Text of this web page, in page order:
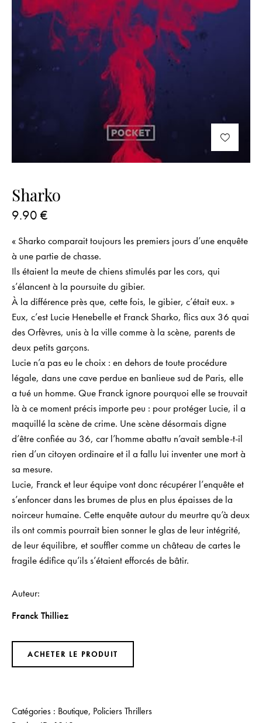
Sharko
9.90 €
« Sharko comparait toujours les premiers jours d’une enquête
à une partie de chasse.
Ils étaient la meute de chiens stimulés par les cors, qui
s’élancent à la poursuite du gibier.
À la différence près que, cette fois, le gibier, c’était eux. »
Eux, c’est Lucie Henebelle et Franck Sharko, flics aux 36 quai
des Orfèvres, unis à la ville comme à la scène, parents de
deux petits garçons.
Lucie n’a pas eu le choix : en dehors de toute procédure
légale, dans une cave perdue en banlieue sud de Paris, elle
a tué un homme. Que Franck ignore pourquoi elle se trouvait
là à ce moment précis importe peu : pour protéger Lucie, il a
maquillé la scène de crime. Une scène désormais digne
d’être confiée au 36, car l’homme abattu n’avait semble-t-il
rien d’un citoyen ordinaire et il a fallu lui inventer une mort à
sa mesure.
Lucie, Franck et leur équipe vont donc récupérer l’enquête et
s’enfoncer dans les brumes de plus en plus épaisses de la
noirceur humaine. Cette enquête autour du meurtre qu’à deux
ils ont commis pourrait bien sonner le glas de leur intégrité,
de leur équilibre, et souffler comme un château de cartes le
fragile édifice qu’ils s’étaient efforcés de bâtir.
Auteur
Franck Thilliez
ACHETER LE PRODUIT
Catégories : Boutique, Policiers Thrillers